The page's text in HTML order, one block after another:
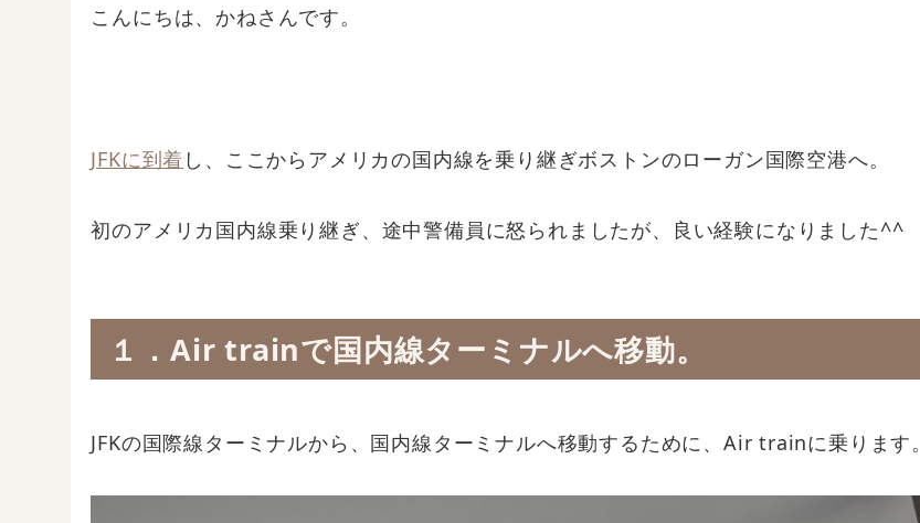
こんにちは、かねさんです。
JFKに到着 し、ここからアメリカの国内線を乗り継ぎボストンのローガン国際空港へ。
初のアメリカ国内線乗り継ぎ、途中警備員に怒られましたが、良い経験になりました^^
１．Air trainで国内線ターミナルへ移動。
JFKの国際線ターミナルから、国内線ターミナルへ移動するために、Air trainに乗ります。